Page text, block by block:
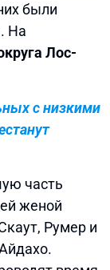
были
На
Лос-
с низкими
часть
женой
Румер и